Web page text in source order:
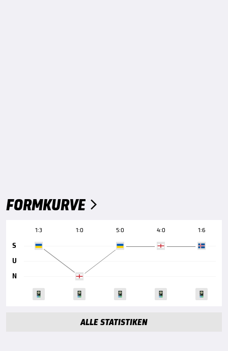
FORMKURVE 
1:3 1:0 5:0 4:0 1:6
S
U
N
ALLE STATISTIKEN